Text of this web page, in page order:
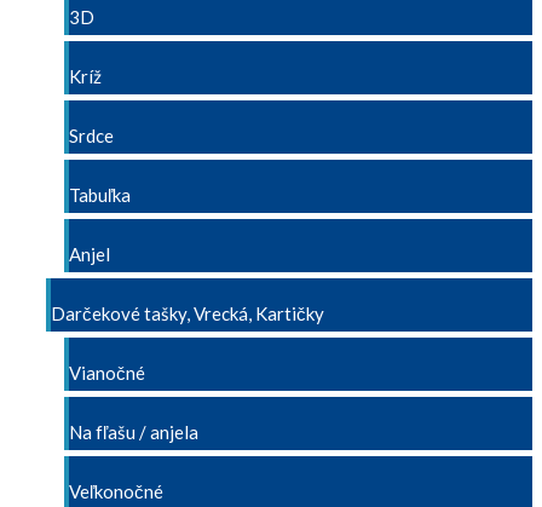
3D
Kríž
Srdce
Tabuľka
Anjel
Darčekové tašky, Vrecká, Kartičky
Vianočné
Na fľašu / anjela
Veľkonočné